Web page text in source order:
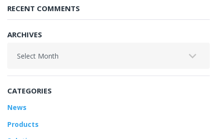
RECENT COMMENTS
ARCHIVES
CATEGORIES
News
Products